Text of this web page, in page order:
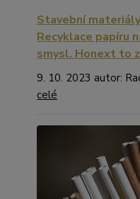
Stavební
Recyklace papíru
smysl. Honext to
9. 10. 2023 autor:
celé